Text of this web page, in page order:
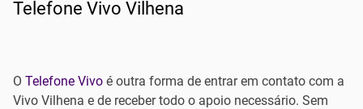
Telefone Vivo Vilhena
O Telefone Vivo é outra forma de entrar em contato com a
Vivo Vilhena e de receber todo o apoio necessário. Sem